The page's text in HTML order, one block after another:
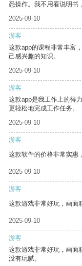
悉操作。我不用看说明书
2025-09-10
游客
这款app的课程非常丰富
己感兴趣的知识。
2025-09-10
游客
这款app是我工作上的得
更轻松地完成工作任务。
2025-09-10
游客
这款软件的价格非常实惠
2025-09-10
游客
这款游戏非常好玩，画面
2025-09-10
游客
这款游戏非常好玩，画面
没有玩腻。